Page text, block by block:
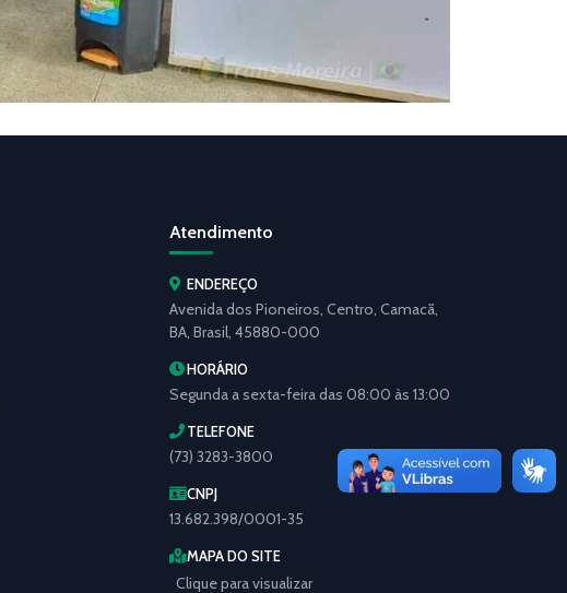
Atendimento
ENDEREÇO
Avenida dos Pioneiros, Centro, Camacã,
BA, Brasil, 45880-000
HORÁRIO
Segunda a sexta-feira das 08:00 às 13:00
TELEFONE
(73) 3283-3800
CNPJ
13.682.398/0001-35
MAPA DO SITE
Clique para visualizar